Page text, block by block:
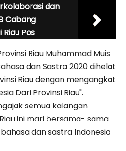
dan
Cabang
Pos
Riau Muhammad Muis
dan Sastra 2020 dihelat
Riau dengan mengangkat
Dari Provinsi Riau".
semua kalangan
ini mari bersama- sama
dan sastra Indonesia